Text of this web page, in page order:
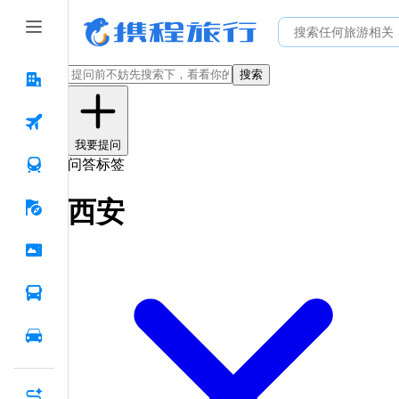
搜索
我要提问
问答标签
西安